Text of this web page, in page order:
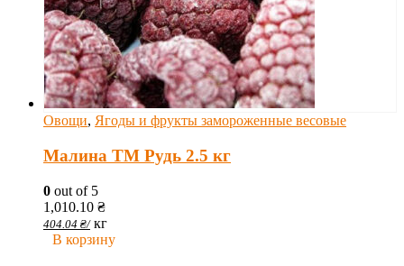
Овощи, Ягоды и фрукты замороженные весовые
Малина ТМ Рудь 2.5 кг
0 out of 5
1,010.10 ₴
404.04 ₴/ кг
В корзину